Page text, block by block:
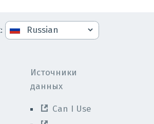
:
Источники
данных
Can I Use